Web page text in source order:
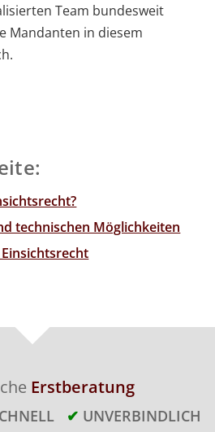
Team bundesweit
Mandanten in diesem
technischen Möglichkeiten
Erstberatung
✔ UNVERBINDLICH